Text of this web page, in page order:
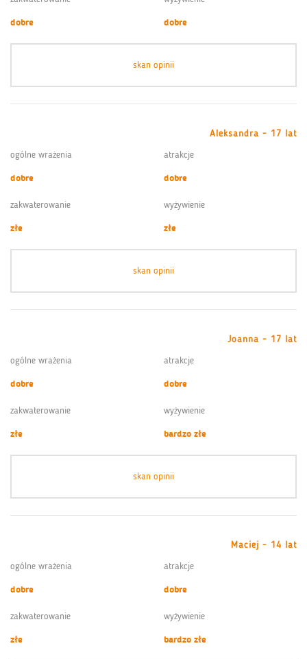
dobre
dobre
skan opinii
Aleksandra - 17 lat
ogólne wrażenia
dobre
atrakcje
dobre
zakwaterowanie
złe
wyżywienie
złe
skan opinii
Joanna - 17 lat
ogólne wrażenia
dobre
atrakcje
dobre
zakwaterowanie
złe
wyżywienie
bardzo złe
skan opinii
Maciej - 14 lat
ogólne wrażenia
dobre
atrakcje
dobre
zakwaterowanie
złe
wyżywienie
bardzo złe